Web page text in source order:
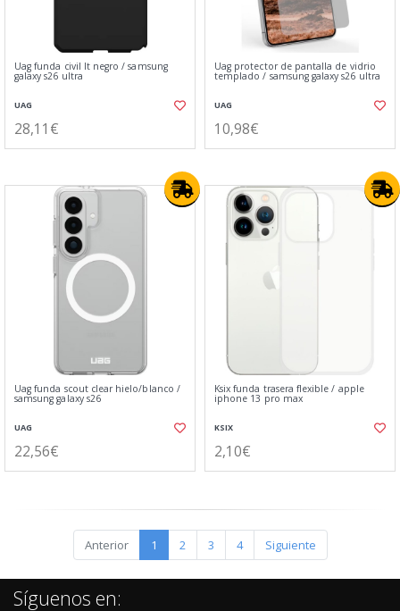
Uag funda civil lt negro / samsung
galaxy s26 ultra
UAG
28,11€
Uag protector de pantalla de vidrio
templado / samsung galaxy s26 ultra
UAG
10,98€
Uag funda scout clear hielo/blanco⁤⁣ /
samsung galaxy s26
UAG
22,56€
Ksix funda trasera flexible / apple
iphone 13 pro max
KSIX
2,10€
Anterior 1 2 3 4 Siguiente
Síguenos en: